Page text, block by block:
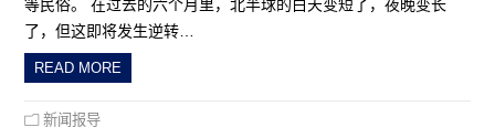
等民俗。 在过去的六个月里，北半球的白天变短了，夜晚变长
了，但这即将发生逆转…
READ MORE
新闻报导